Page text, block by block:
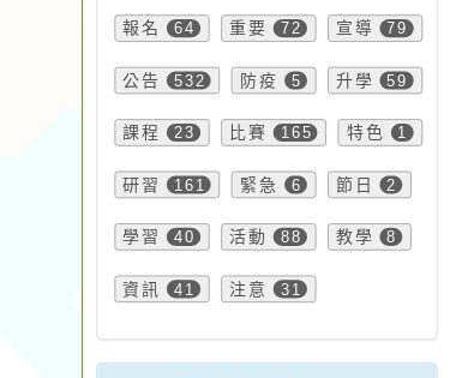
報名 64 重要 72 宣導 79
公告 532 防疫 5 升學 59
課程 23 比賽 165 特色 1
研習 161 緊急 6 節日 2
學習 40 活動 88 教學 8
資訊 41 注意 31